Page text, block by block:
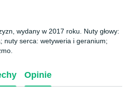
wydany w 2017 roku. Nuty głowy:
nuty serca: wetyweria i geranium;
Opinie